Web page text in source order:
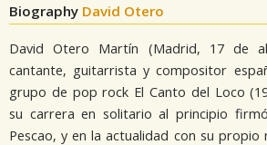
Biography David Otero
David Otero Martín (Madrid, 17 de
cantante, guitarrista y compositor
grupo de pop rock El Canto del Loco
su carrera en solitario al principio
Pescao, y en la actualidad con su propio